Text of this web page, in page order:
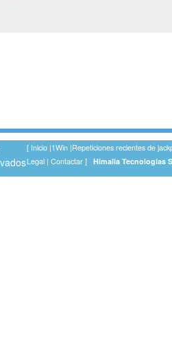
[ Inicio |1Win |Repeticiones recientes de
Legal | Contactar ] Himalia Tecnologías